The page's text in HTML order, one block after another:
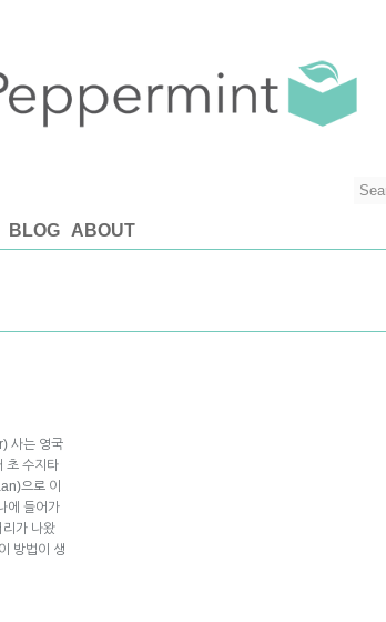
BLOG ABOUT
사는 영국
초 수지타
으로 이
에 들어가
가 나왔
방법이 생